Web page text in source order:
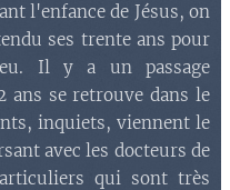
l'enfance de Jésus, on
ses trente ans pour
Il y a un passage
ans se retrouve dans le
inquiets, viennent le
avec les docteurs de
qui sont très